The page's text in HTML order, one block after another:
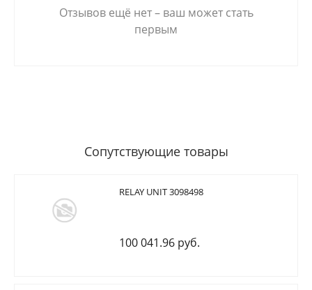
Отзывов ещё нет – ваш может стать
первым
Сопутствующие товары
RELAY UNIT 3098498
100 041.96 руб.